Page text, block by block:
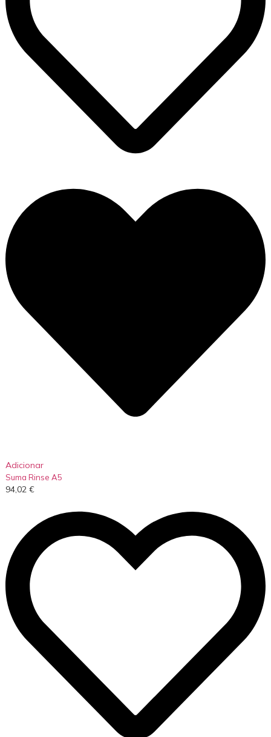
Adicionar
Suma Rinse A5
94,02 €